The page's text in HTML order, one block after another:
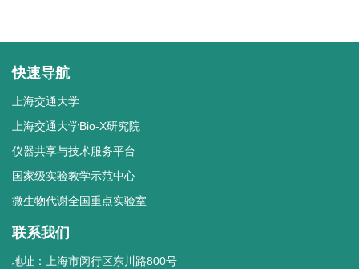
快速导航
上海交通大学
上海交通大学Bio-X研究院
仪器共享与技术服务平台
国家级实验教学示范中心
微生物代谢全国重点实验室
联系我们
地址：上海市闵行区东川路800号